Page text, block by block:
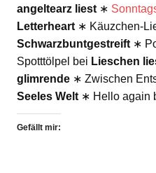
angeltearz liest ∗
Letterheart ∗ Käuzchen-
Schwarzbuntgestreift ∗
Spotttölpel bei Lieschen
glimrende ∗ Zwischen
Seeles Welt ∗ Hello again
Gefällt mir: